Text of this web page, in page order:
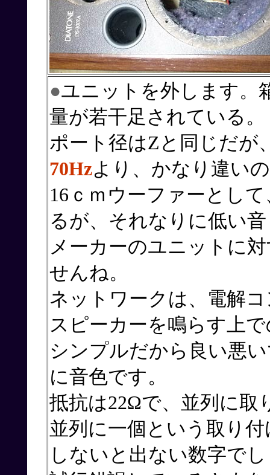
●ユニットを外します。
量が若干足されている。
ポート径はZと同じだが
70Hzより、かなり違い
16ｃｍウーファーとし
るが、それなりに低い
メーカーのユニットに
せんね。
ネットワークは、電解
スピーカーを鳴らす上
シンプルだから良い悪
に音色です。
抵抗は22Ωで、並列に取
並列に一個という取り
しないと出ない数字で